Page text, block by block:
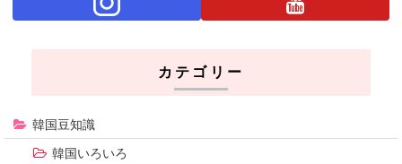
カテゴリー
韓国豆知識
韓国いろいろ